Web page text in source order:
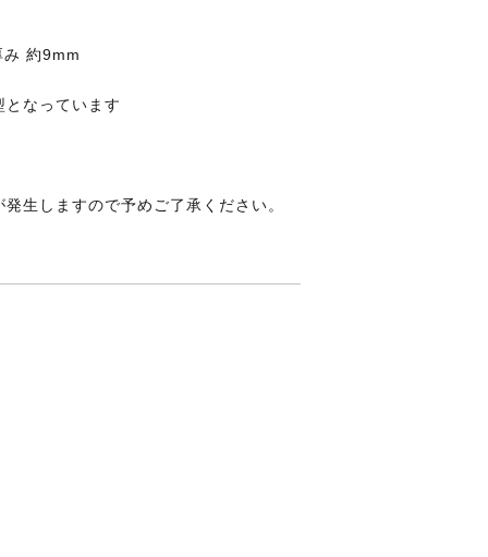
約9mm
なっています
生しますので予めご了承ください。